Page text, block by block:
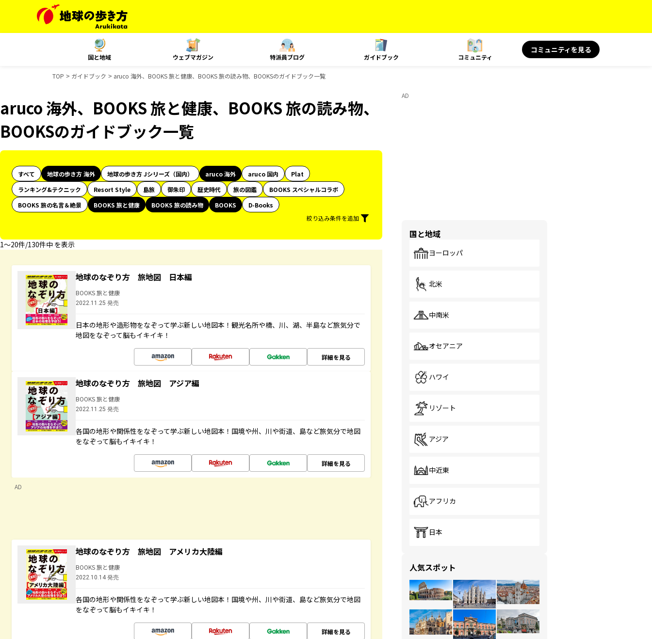
国と地域 ウェブマガジン 特派員ブログ ガイドブック コミュニティ
コミュニティを見る
TOP ガイドブック aruco 海外、BOOKS 旅と健康、BOOKS 旅の読み物、BOOKSのガイドブック一覧
aruco 海外、BOOKS 旅と健康、BOOKS 旅の読み物、
BOOKSのガイドブック一覧
すべて 地球の歩き方 海外 地球の歩き方 Jシリーズ（国内） aruco 海外 aruco 国内
Plat
ランキング&テクニック
Resort Style 島旅 御朱印 歴史時代 旅の図鑑
BOOKS スペシャルコラボ
BOOKS 旅の名言＆絶景
BOOKS 旅と健康 BOOKS 旅の読み物 BOOKS
D-Books
絞り込み条件を追加
1〜20件/130件中 を表示
地球のなぞり方 旅地図 日本編
BOOKS 旅と健康
2022.11.25 発売
日本の地形や造形物をなぞって学ぶ新しい地図本！観光名所や橋、川、湖、半島など旅気分で
地図をなぞって脳もイキイキ！
詳細を見る
地球のなぞり方 旅地図 アジア編
BOOKS 旅と健康
2022.11.25 発売
各国の地形や関係性をなぞって学ぶ新しい地図本！国境や州、川や街道、島など旅気分で地図
をなぞって脳もイキイキ！
詳細を見る
AD
地球のなぞり方 旅地図 アメリカ大陸編
BOOKS 旅と健康
2022.10.14 発売
各国の地形や関係性をなぞって学ぶ新しい地図本！国境や州、川や街道、島など旅気分で地図
をなぞって脳もイキイキ！
詳細を見る
AD
国と地域
ヨーロッパ
北米
中南米
オセアニア
ハワイ
リゾート
アジア
中近東
アフリカ
日本
人気スポット